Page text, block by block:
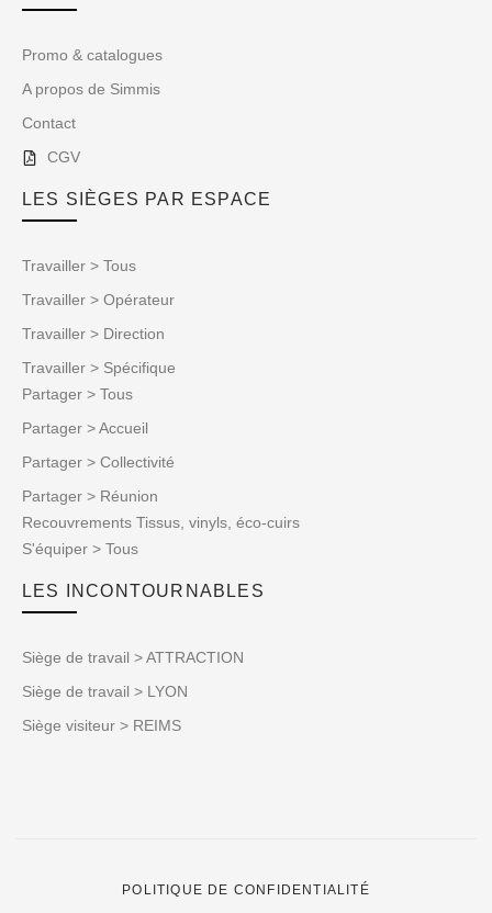
Promo & catalogues
A propos de Simmis
Contact
CGV
LES SIÈGES PAR ESPACE
Travailler > Tous
Travailler > Opérateur
Travailler > Direction
Travailler > Spécifique
Partager > Tous
Partager > Accueil
Partager > Collectivité
Partager > Réunion
Recouvrements Tissus, vinyls, éco-cuirs
S'équiper > Tous
LES INCONTOURNABLES
Siège de travail > ATTRACTION
Siège de travail > LYON
Siège visiteur > REIMS
POLITIQUE DE CONFIDENTIALITÉ